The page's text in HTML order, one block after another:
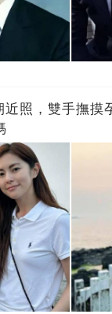
照，雙手撫摸